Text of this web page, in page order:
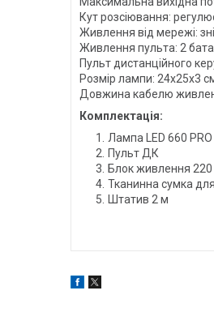
Кут розсіювання:
Живлення від мережі:
Живлення пульта: 2
Пульт дистанційного
Розмір лампи: 24х25х3
Довжина кабелю
Комплектація:
Лампа LED 660 PRO
Пульт ДК
Блок живлення 220
Тканинна сумка
Штатив 2 м